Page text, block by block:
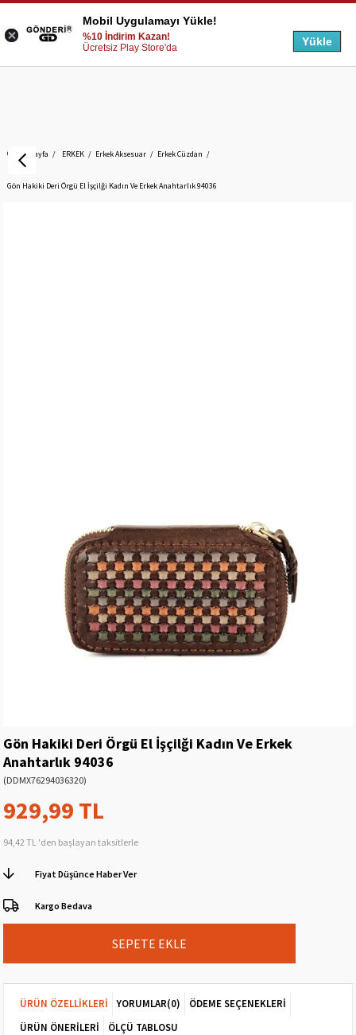
Anasayfa ERKEK Erkek Aksesuar Erkek Cüzdan
Gön Hakiki Deri Örgü El İşçilği Kadın Ve Erkek Anahtarlık 94036
Gön Hakiki Deri Örgü El İşçilği Kadın Ve Erkek
Anahtarlık 94036
(DDMX76294036320)
929,99 TL
94,42 TL 'den başlayan taksitlerle
Fiyat Düşünce Haber Ver
Kargo Bedava
ÜRÜN ÖZELLIKLERI YORUMLAR(0)
ÖDEME SEÇENEKLERI
ÜRÜN ÖNERILERI
ÖLÇÜ TABLOSU
Mobil Uygulamayı Yükle!
%10 İndirim Kazan!
Ücretsiz Play Store'da
Yükle